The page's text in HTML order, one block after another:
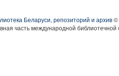
Беларуси, репозиторий и архив©
часть международной